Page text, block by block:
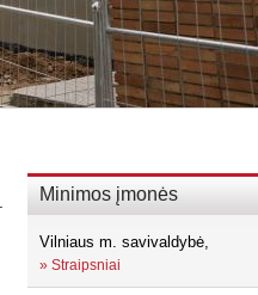
Minimos įmonės
Vilniaus m. savivaldybė,
» Straipsniai